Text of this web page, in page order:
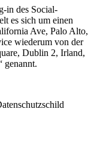
in des Social-
es sich um einen
Ave, Palo Alto,
wiederum von der
Dublin 2, Irland,
genannt.